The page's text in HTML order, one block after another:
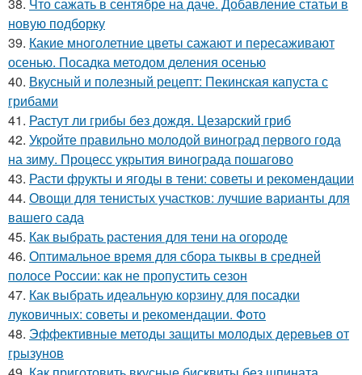
новую подборку
39. Какие многолетние цветы сажают и пересаживают
осенью. Посадка методом деления осенью
40. Вкусный и полезный рецепт: Пекинская капуста с
грибами
41. Растут ли грибы без дождя. Цезарский гриб
42. Укройте правильно молодой виноград первого года
на зиму. Процесс укрытия винограда пошагово
43. Расти фрукты и ягоды в тени: советы и рекомендации
44. Овощи для тенистых участков: лучшие варианты для
вашего сада
45. Как выбрать растения для тени на огороде
46. Оптимальное время для сбора тыквы в средней
полосе России: как не пропустить сезон
47. Как выбрать идеальную корзину для посадки
луковичных: советы и рекомендации. Фото
48. Эффективные методы защиты молодых деревьев от
грызунов